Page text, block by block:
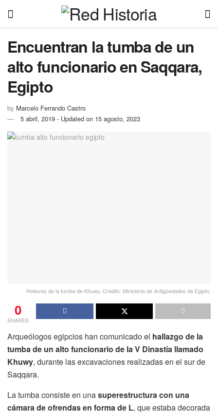
Encuentran la tumba de un
alto funcionario en Saqqara,
Egipto
by Marcelo Ferrando Castro
5 abril, 2019 - Updated on 15 agosto, 2023
Relieves de la tumba de Khuwy. Crédito: Ministerio de Antigüedades de Egipto.
0
SHARES
Arqueólogos egipcios han comunicado el hallazgo de la
tumba de un alto funcionario de la V Dinastía llamado
Khuwy, durante las excavaciones realizadas en el sur de
Saqqara.
La tumba consiste en unasuperestructura con una
cámara de ofrendas en forma de L, que estaba decorada